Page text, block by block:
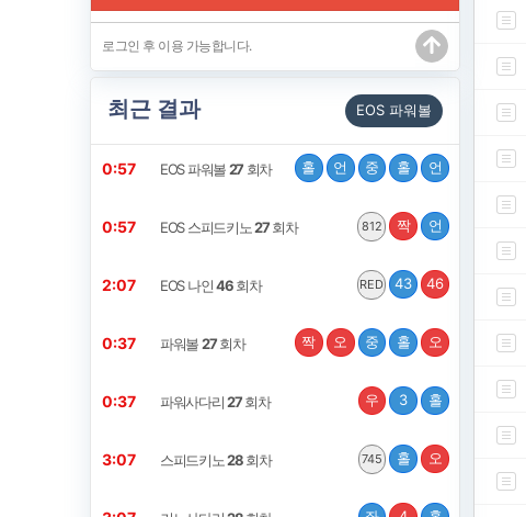
최근 결과 EOS 파워볼
0:57 EOS 파워볼27 회차 홀 언 중 홀 언
0:57 EOS 스피드키노27회차 812 짝 언
2:07 EOS 나인46회차 RED 43 46
0:37 파워볼27회차 짝 오 중 홀 오
0:37 파워사다리27회차 우 3 홀
3:07 스피드키노28회차 745 홀 오